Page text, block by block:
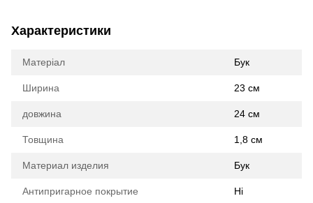
Характеристики
Матеріал Бук
Ширина 23 см
довжина 24 см
Товщина 1,8 см
Материал изделия Бук
Антипригарное покрытие Ні